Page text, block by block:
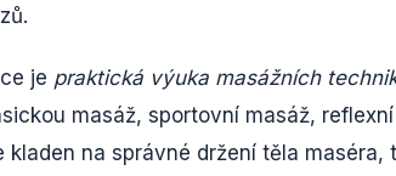
je praktická výuka masážních
masáž, sportovní masáž,
kladen na správné držení těla